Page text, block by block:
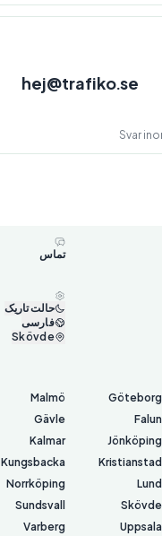
hej@trafiko.se
Svar
تماس
حالت تاریک
فارسی
Skövde
Göteborg
Malmö
Falun
Gävle
Jönköping
Kalmar
Kristianstad
Kungsbacka
Lund
Norrköping
Skövde
Sundsvall
Uppsala
Varberg